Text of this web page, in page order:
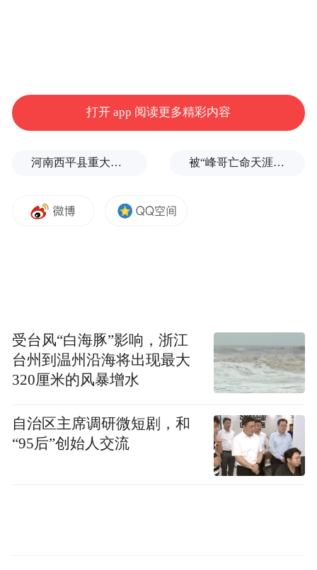
件套，以河西走廊地区魏晋画像砖中的日常
生活为主线，再现魏晋先民丰富且鲜活的人
观众参观“西北风来 塞柳长青——甘肃魏晋画像
砖特展” 长沙博物馆供图
画像砖是一种古代墓葬建筑构件，具有装饰
作用，其内容源自现实生活，又寄托着古人
打开 app 阅读更多精彩内容
河南西平县重大刑案嫌疑人落网，在一片玉米地里被抓 被“峰哥亡命天涯”举报偷税漏税，《铁齿铜牙纪晓岚》编剧汪海林回应
受台风“白海豚”影响，浙江
台州到温州沿海将出现最大
320厘米的风暴增水
自治区主席调研微短剧，和
“95后”创始人交流